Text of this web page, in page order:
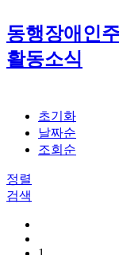
동행장애인
활동소식
초기화
날짜순
조회순
정렬
검색